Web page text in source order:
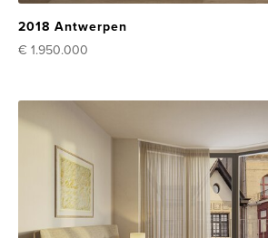
2018 Antwerpen
€ 1.950.000